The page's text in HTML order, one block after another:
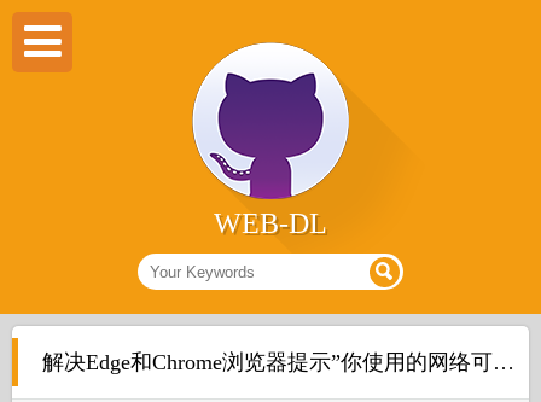
WEB-DL
解决Edge和Chrome浏览器提示”你使用的网络可能要求你转到它的登录页面“，但找不到登录页面问题